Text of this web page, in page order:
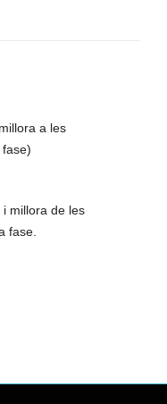
a les
millora de les
fase.